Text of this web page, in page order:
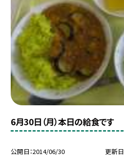
6月30日（月）本日の給食です
公開日 2014/06/30 更新日